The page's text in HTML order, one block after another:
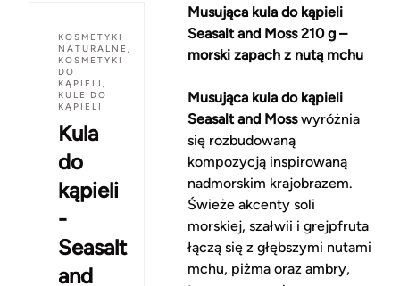
KOSMETYKI
NATURALNE ,
KOSMETYKI
DO
KĄPIELI ,
KULE DO
KĄPIELI
Kula
do
kąpieli
-
Seasalt
and
Musująca kula do kąpieli
Seasalt and Moss 210 g –
morski zapach z nutą mchu
Musująca kula do kąpieli
Seasalt and Mosswyróżnia
się rozbudowaną
kompozycją inspirowaną
nadmorskim krajobrazem.
Świeże akcenty soli
morskiej, szałwii i grejpfruta
łączą się z głębszymi nutami
mchu, piżma oraz ambry,